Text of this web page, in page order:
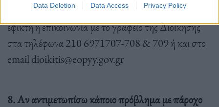
Data Deletion Data Access Privacy Policy
Για οποιοδήποτε πρόβλημα ή διευκρίνιση, είναι
εφικτή η επικοινωνία με το γραφείο της Διοίκησης
στα τηλέφωνα 210 6971707-708 & 709 ή και στο
emaildioikitis@eopyy.gov.gr
8. Αν αντιμετωπίσω κάποιο πρόβλημα με πάροχο